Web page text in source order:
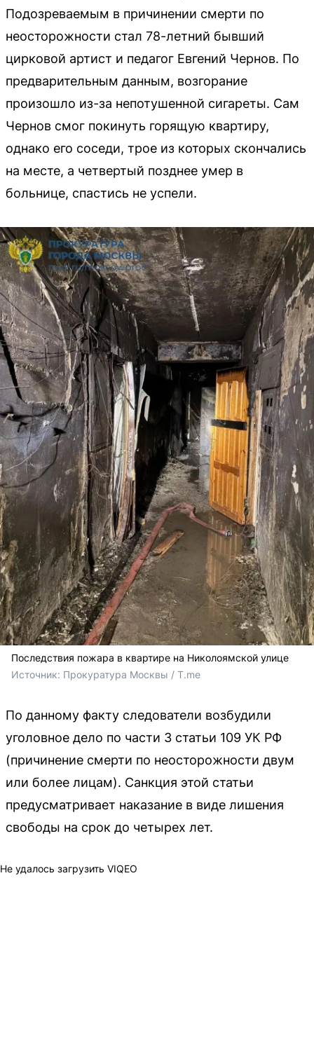
Подозреваемым в причинении смерти по
неосторожности стал 78-летний бывший
цирковой артист и педагог Евгений Чернов. По
предварительным данным, возгорание
произошло из-за непотушенной сигареты. Сам
Чернов смог покинуть горящую квартиру,
однако его соседи, трое из которых скончались
на месте, а четвертый позднее умер в
больнице, спастись не успели.
Последствия пожара в квартире на Николоямской улице
Источник: Прокуратура Москвы / T.me
По данному факту следователи возбудили
уголовное дело по части 3 статьи 109 УК РФ
(причинение смерти по неосторожности двум
или более лицам). Санкция этой статьи
предусматривает наказание в виде лишения
свободы на срок до четырех лет.
Не удалось загрузить VIQEO